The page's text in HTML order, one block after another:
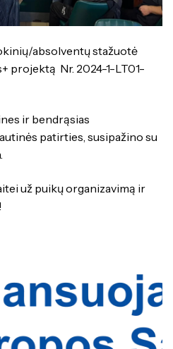
bendrojo ugdymo
vertinimas
mokymas
mokymo
projektai
absolventų stažuotė
projektą Nr. 2024-1-LT01-
ir bendrąsias
patirties, susipažino su
už puikų organizavimą ir